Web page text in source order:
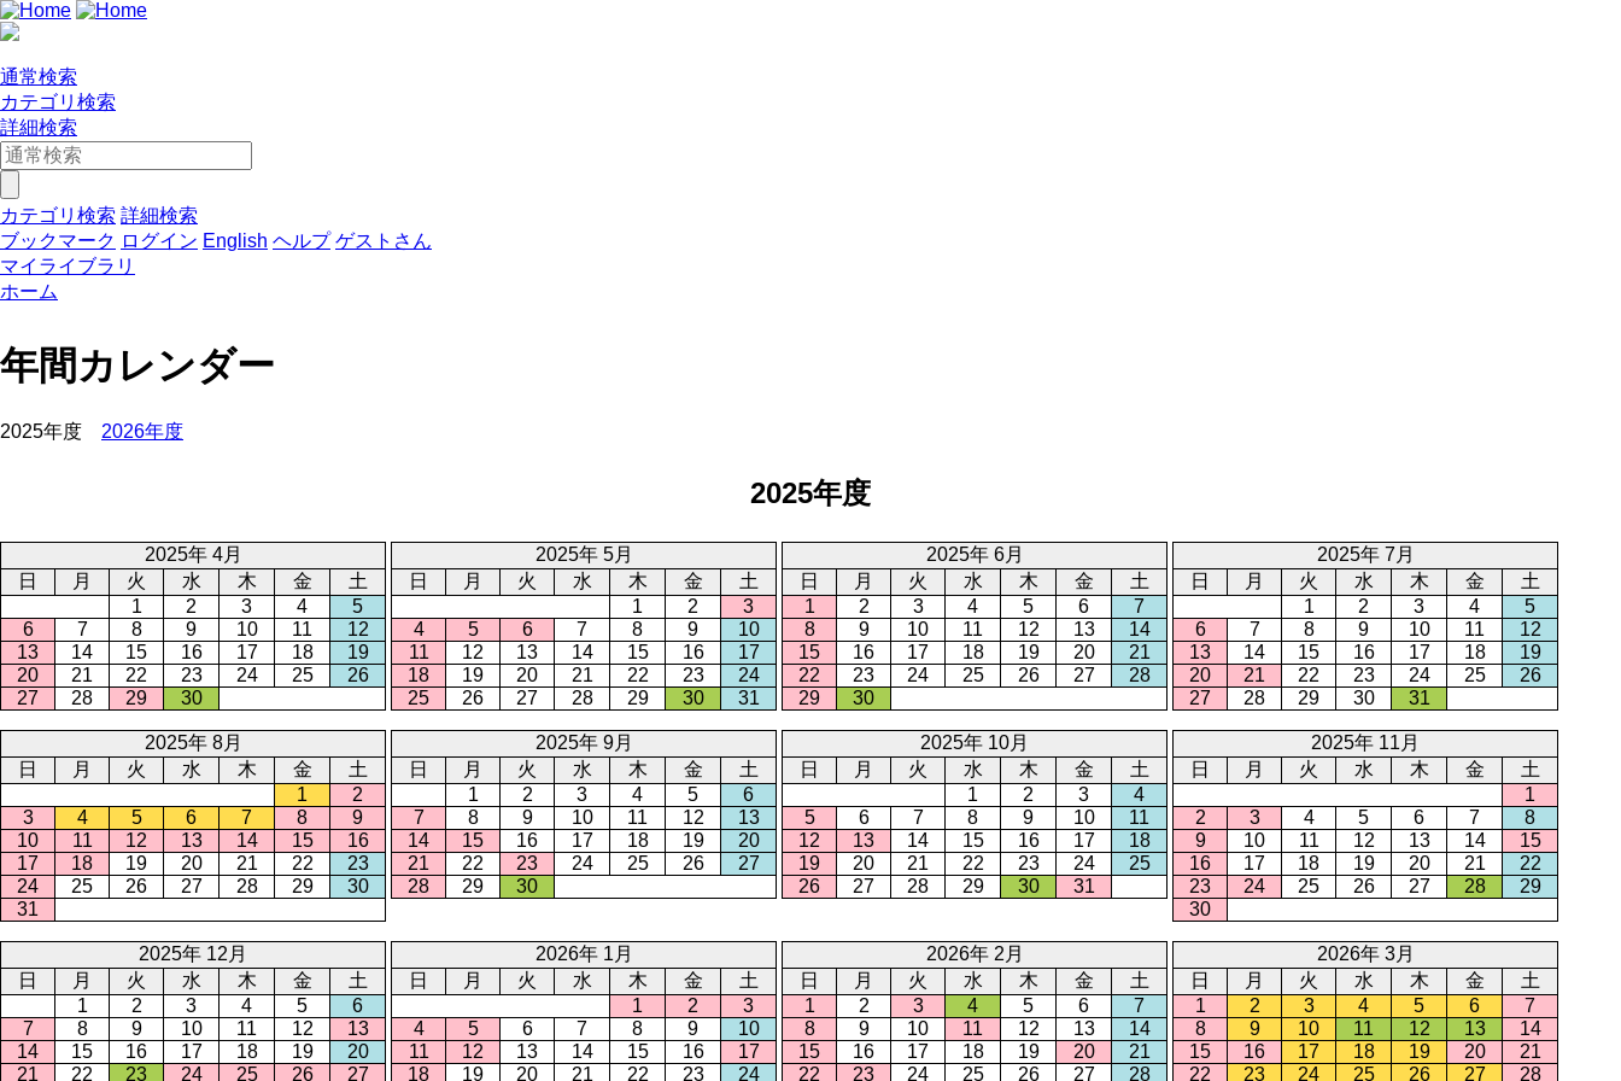
通常検索
カテゴリ検索
詳細検索
カテゴリ検索 詳細検索
ブックマーク ログイン English ヘルプ ゲストさん
マイライブラリ
ホーム
年間カレンダー
2025年度 2026年度
2025年度
2025年 4月
日
月 火 水 木 金
土
1
2 3 4
5
6
7 8 9 10 11
12
13
14 15 16 17 18
19
20
21 22 23 24 25
26
27
28 29 30
2025年 5月
日
月 火 水 木 金
土
1
2
3
4
5 6 7 8 9
10
11
12 13 14 15 16
17
18
19 20 21 22 23
24
25
26 27 28 29 30 31
2025年 6月
日
月 火 水 木 金
土
1
2 3 4 5 6
7
8
9 10 11 12 13
14
15
16 17 18 19 20
21
22
23 24 25 26 27
28
29
30
2025年 7月
日
月 火 水 木 金
土
1
2 3 4
5
6
7 8 9 10 11
12
13
14 15 16 17 18
19
20
21 22 23 24 25
26
27
28 29 30 31
2025年 8月
日
月 火 水 木 金
土
1
2
3
4 5 6 7 8
9
10
11 12 13 14 15
16
17
18 19 20 21 22
23
24
25 26 27 28 29
30
31
2025年 9月
日
月 火 水 木 金
土
1
2 3 4 5
6
7
8 9 10 11 12
13
14
15 16 17 18 19
20
21
22 23 24 25 26
27
28
29 30
2025年 10月
日
月 火 水 木 金
土
1
2 3
4
5
6 7 8 9 10
11
12
13 14 15 16 17
18
19
20 21 22 23 24
25
26
27 28 29 30 31
2025年 11月
日
月 火 水 木 金
土
1
2
3 4 5 6 7
8
9
10 11 12 13 14
15
16
17 18 19 20 21
22
23
24 25 26 27 28
29
30
2025年 12月
日
月 火 水 木 金
土
1
2 3 4 5
6
7
8 9 10 11 12
13
14
15 16 17 18 19
20
21
22 23 24 25 26 27
2026年 1月
日
月 火 水 木 金
土
1
2
3
4
5 6 7 8 9
10
11
12 13 14 15 16
17
18
19 20 21 22 23 24
2026年 2月
日
月 火 水 木 金
土
1
2 3 4 5 6
7
8
9 10 11 12 13
14
15
16 17 18 19 20
21
22
23 24 25 26 27 28
2026年 3月
日
月 火 水 木 金
土
1
2 3 4 5 6
7
8
9 10 11 12 13
14
15
16 17 18 19 20
21
22
23 24 25 26 27 28